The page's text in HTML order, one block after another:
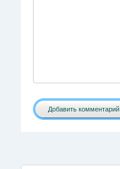
Добавить комментарий